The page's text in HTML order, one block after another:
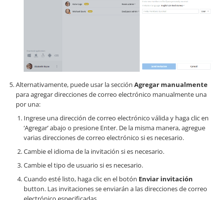
Alternativamente, puede usar la sección Agregar manualmente
para agregar direcciones de correo electrónico manualmente una
por una:
Ingrese una dirección de correo electrónico válida y haga clic en
‘Agregar’ abajo o presione Enter. De la misma manera, agregue
varias direcciones de correo electrónico si es necesario.
Cambie el idioma de la invitación si es necesario.
Cambie el tipo de usuario si es necesario.
Cuando esté listo, haga clic en el botón Enviar invitación
button. Las invitaciones se enviarán a las direcciones de correo